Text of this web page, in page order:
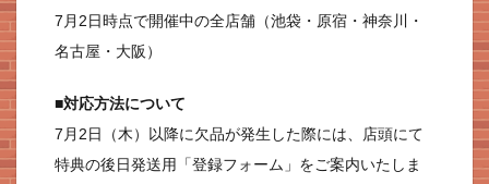
7月2日時点で開催中の全店舗（池袋・原宿・神奈川・
名古屋・大阪）
■対応方法について
7月2日（木）以降に欠品が発生した際には、店頭にて
特典の後日発送用「登録フォーム」をご案内いたしま